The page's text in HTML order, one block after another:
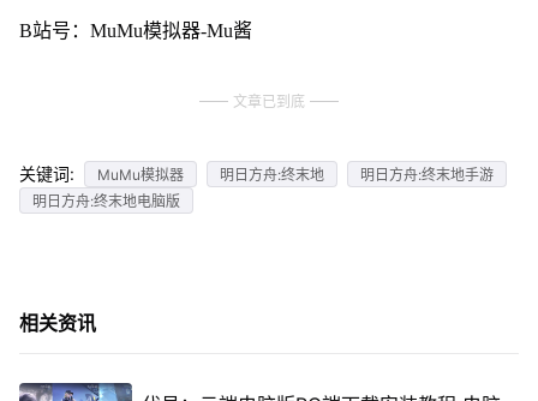
B站号：MuMu模拟器-Mu酱
文章已到底
关键词: MuMu模拟器 明日方舟:终末地
明日方舟:终末地手游
明日方舟:终末地电脑版
相关资讯